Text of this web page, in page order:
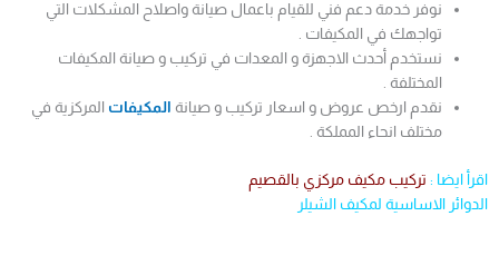
نوفر خدمة دعم فني للقيام باعمال صيانة واصلاح المشكلات التي
تواجهك في المكيفات .
نستخدم أحدث الاجهزة و المعدات في تركيب و صيانة المكيفات
المختلفة .
نقدم ارخص عروض و اسعار تركيب و صيانة المكيفات المركزية في
مختلف انحاء المملكة .
اقرأ ايضا : تركيب مكيف مركزي بالقصيم
الدوائر الاساسية لمكيف الشيلر